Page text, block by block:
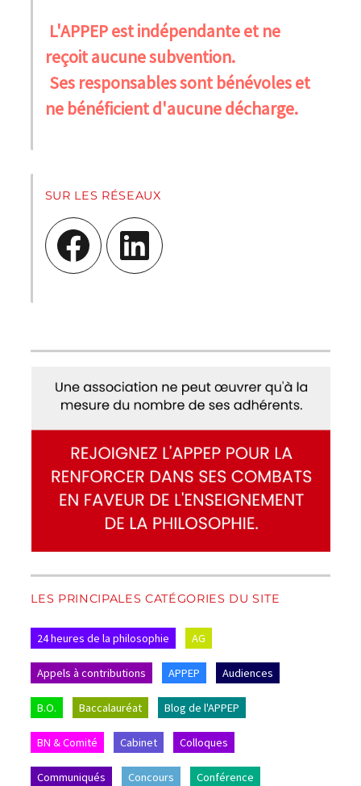
L'APPEP est indépendante et ne
reçoit aucune subvention.
Ses responsables sont bénévoles et
ne bénéficient d'aucune décharge.
SUR LES RÉSEAUX
Facebook LinkedIn
LES PRINCIPALES CATÉGORIES DU SITE
24 heures de la philosophie AG
Appels à contributions APPEP Audiences
B.O. Baccalauréat Blog de l'APPEP
BN & Comité Cabinet Colloques
Communiqués Concours Conférence